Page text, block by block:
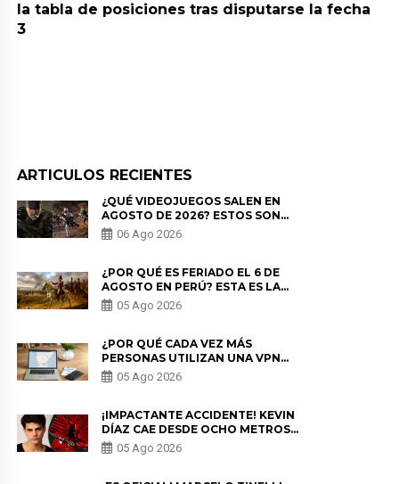
la tabla de posiciones tras disputarse la fecha
3
ARTICULOS RECIENTES
¿QUÉ VIDEOJUEGOS SALEN EN
AGOSTO DE 2026? ESTOS SON
LOS ESTRENOS MÁS ESPERADOS
06 Ago 2026
¿POR QUÉ ES FERIADO EL 6 DE
AGOSTO EN PERÚ? ESTA ES LA
HISTORIA
05 Ago 2026
¿POR QUÉ CADA VEZ MÁS
PERSONAS UTILIZAN UNA VPN
PARA PROTEGER SU
PRIVACIDAD?
05 Ago 2026
¡IMPACTANTE ACCIDENTE! KEVIN
DÍAZ CAE DESDE OCHO METROS
EN “ESTO ES GUERRA” Y GENERA
PREOCUPACIÓN
05 Ago 2026